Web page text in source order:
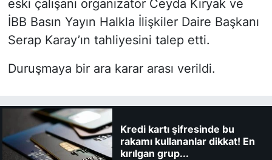
eski çalışanı organizatör Ceyda Kıryak ve
İBB Basın Yayın Halkla İlişkiler Daire Başkanı
Serap Karay’ın tahliyesini talep etti.
Duruşmaya bir ara karar arası verildi.
Kredi kartı şifresinde bu
rakamı kullananlar dikkat! En
kırılgan grup...